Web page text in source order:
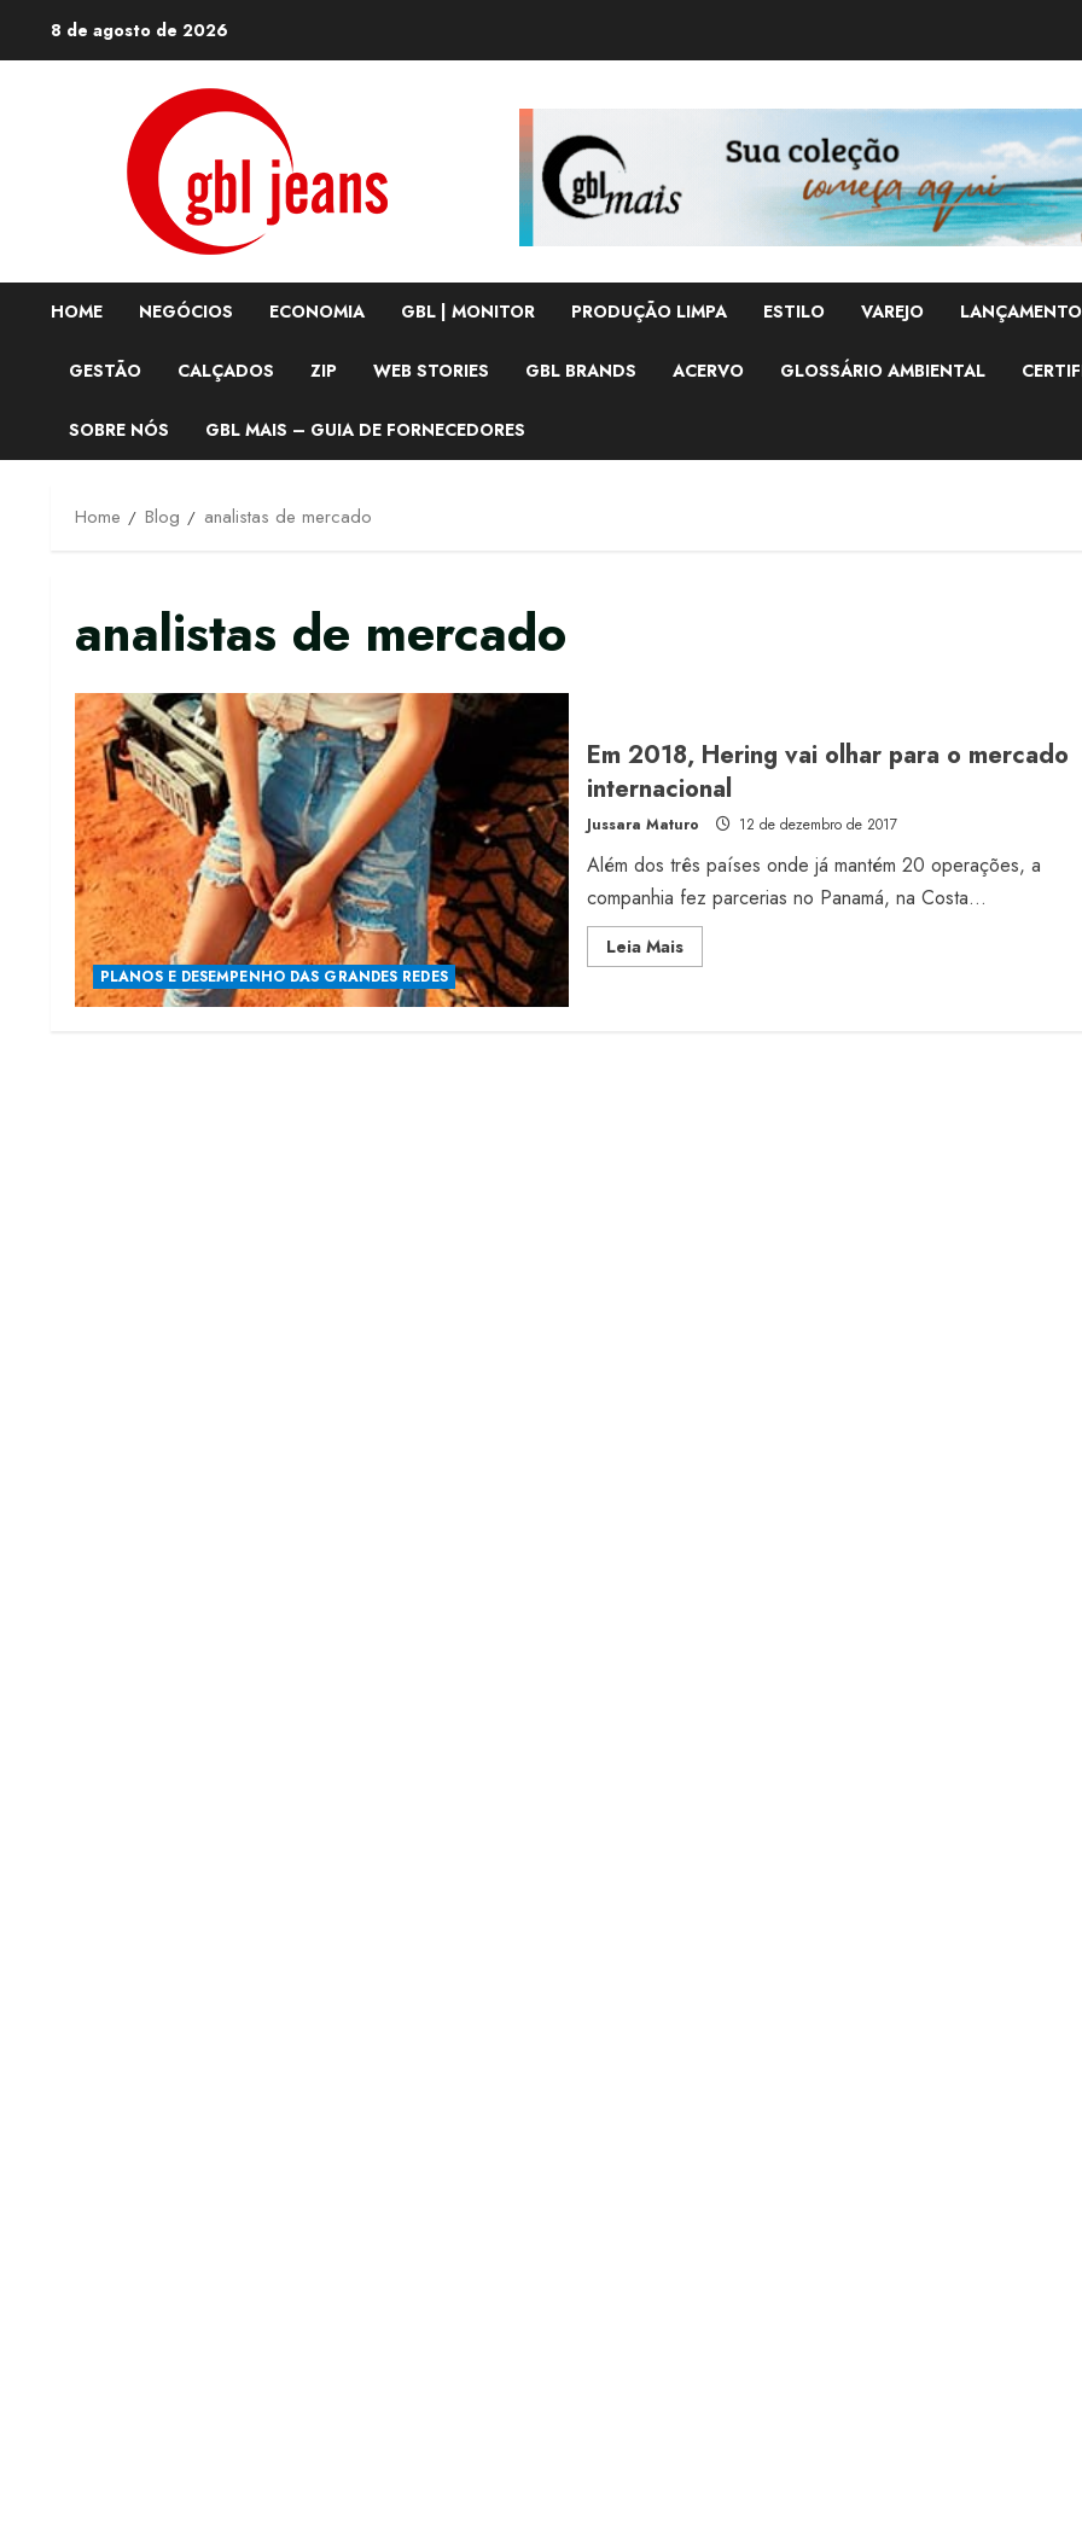
8 de agosto de 2026
HOME NEGÓCIOS ECONOMIA GBL | MONITOR PRODUÇÃO LIMPA ESTILO VAREJO
GESTÃO CALÇADOS ZIP WEB STORIES GBL BRANDS ACERVO GLOSSÁRIO AMBIENTAL
SOBRE NÓS GBL MAIS – GUIA DE FORNECEDORES
Home Blog analistas de mercado
analistas de mercado
PLANOS E DESEMPENHO DAS GRANDES REDES
Em 2018, Hering vai olhar para o mercado
internacional
Jussara Maturo 12 de dezembro de 2017
Além dos três países onde já mantém 20 operações, a
companhia fez parcerias no Panamá, na Costa...
Leia MaisRead
more